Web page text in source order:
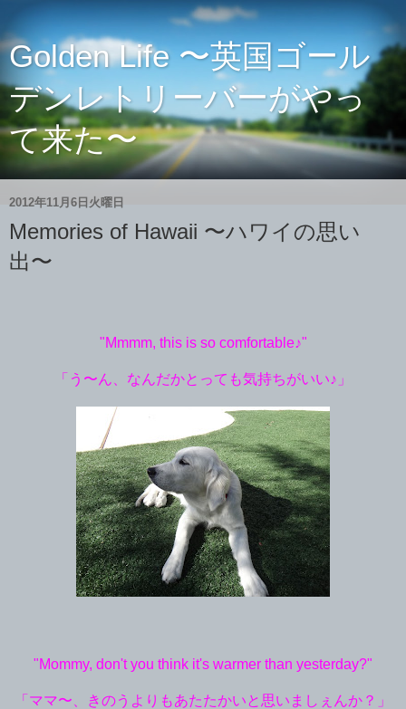
Golden Life 〜英国ゴール
デンレトリーバーがやっ
て来た〜
2012年11月6日火曜日
Memories of Hawaii 〜ハワイの思い
出〜
"Mmmm, this is so comfortable♪"
「う〜ん、なんだかとっても気持ちがいい♪」
"Mommy, don't you think it's warmer than yesterday?"
「ママ〜、きのうよりもあたたかいと思いましぇんか？」